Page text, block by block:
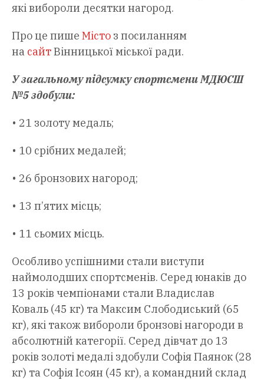
які вибороли десятки нагород.
Про це пише Місто з посиланням
на сайтВінницької міської ради.
У загальному підсумку спортсмени МДЮСШ
№5 здобули:
• 21 золоту медаль;
• 10 срібних медалей;
• 26 бронзових нагород;
• 13 п’ятих місць;
• 11 сьомих місць.
Особливо успішними стали виступи
наймолодших спортсменів. Серед юнаків до
13 років чемпіонами стали Владислав
Коваль (45 кг) та Максим Слободиський (65
кг), які також вибороли бронзові нагороди в
абсолютній категорії. Серед дівчат до 13
років золоті медалі здобули Софія Паянок (28
кг) та Софія Ісоян (45 кг), а командний склад